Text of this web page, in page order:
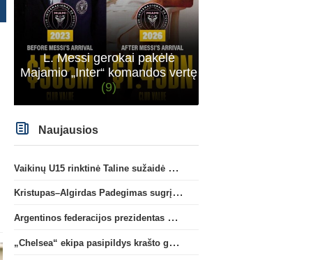
Ispanijos La Liga
Prie „Club Brugge“ prisijungs
„Mallorca“ klube atsiskleidęs J.
Virgili
C. Romero karjera gali
į Ispaniją
L. Messi gerokai pakėlė
Majamio „Inter“ komandos vertę
(9)
Naujausios
Vaikinų U15 rinktinė Taline sužaidė pirmąsias kontrolines rungtynes
Kristupas–Algirdas Padegimas sugrįžta į FC „Hegelmann” B sudėtį
Argentinos federacijos prezidentas C. Tapia negailėjo pagyrų G. Infantino
„Chelsea“ ekipa pasipildys krašto gynėju P. Chavarria